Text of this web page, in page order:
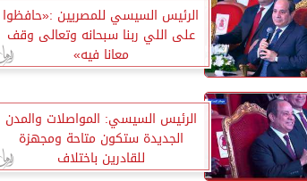
الرئيس السيسي للمصريين :«حافظوا
على اللي ربنا سبحانه وتعالى وقف
معانا فيه»
الرئيس السيسي: المواصلات والمدن
الجديدة ستكون متاحة ومجهزة
للقادرين باختلاف